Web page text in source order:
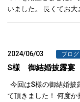
いました。 長くてお
2024/06/03 ブログ
S様 御結婚披露宴
今回はS様の御結婚披
て頂きました！ 何度か